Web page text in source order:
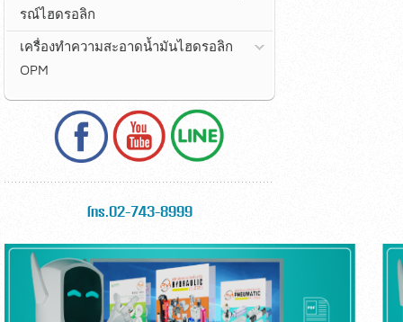
รณ์ไฮดรอลิก
เครื่องทำความสะอาดน้ำมันไฮดรอลิก
OPM
โทร.02-743-8999